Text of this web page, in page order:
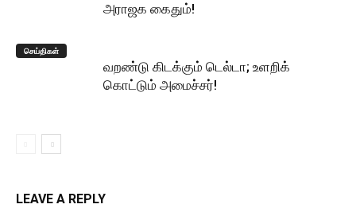
அராஜக கைதும்!
செய்திகள்
வறண்டு கிடக்கும் டெல்டா; உளறிக்
கொட்டும் அமைச்சர்!
LEAVE A REPLY